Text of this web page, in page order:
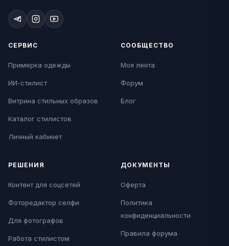
СЕРВИС
Примерка одежды
ИИ-стилист
Витрина стильных образов
Каталог стилистов
Личный кабинет
СООБЩЕСТВО
Моя лента
Форум
Блог
РЕШЕНИЯ
Контент для соцсетей
Фоторедактор селфи
Для фотографов
Работа стилистом
ДОКУМЕНТЫ
Оферта
Политика
конфиденциальности
Правила форума